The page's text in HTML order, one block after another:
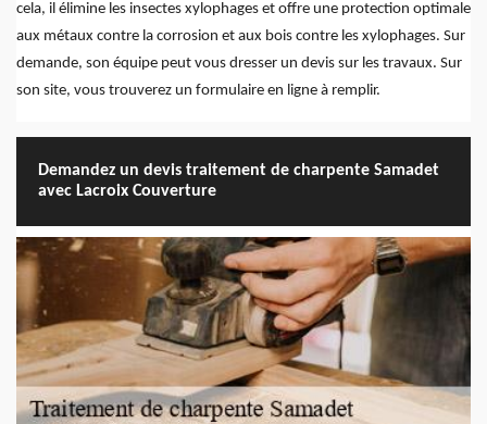
cela, il élimine les insectes xylophages et offre une protection optimale
aux métaux contre la corrosion et aux bois contre les xylophages. Sur
demande, son équipe peut vous dresser un devis sur les travaux. Sur
son site, vous trouverez un formulaire en ligne à remplir.
Demandez un devis traitement de charpente Samadet
avec Lacroix Couverture